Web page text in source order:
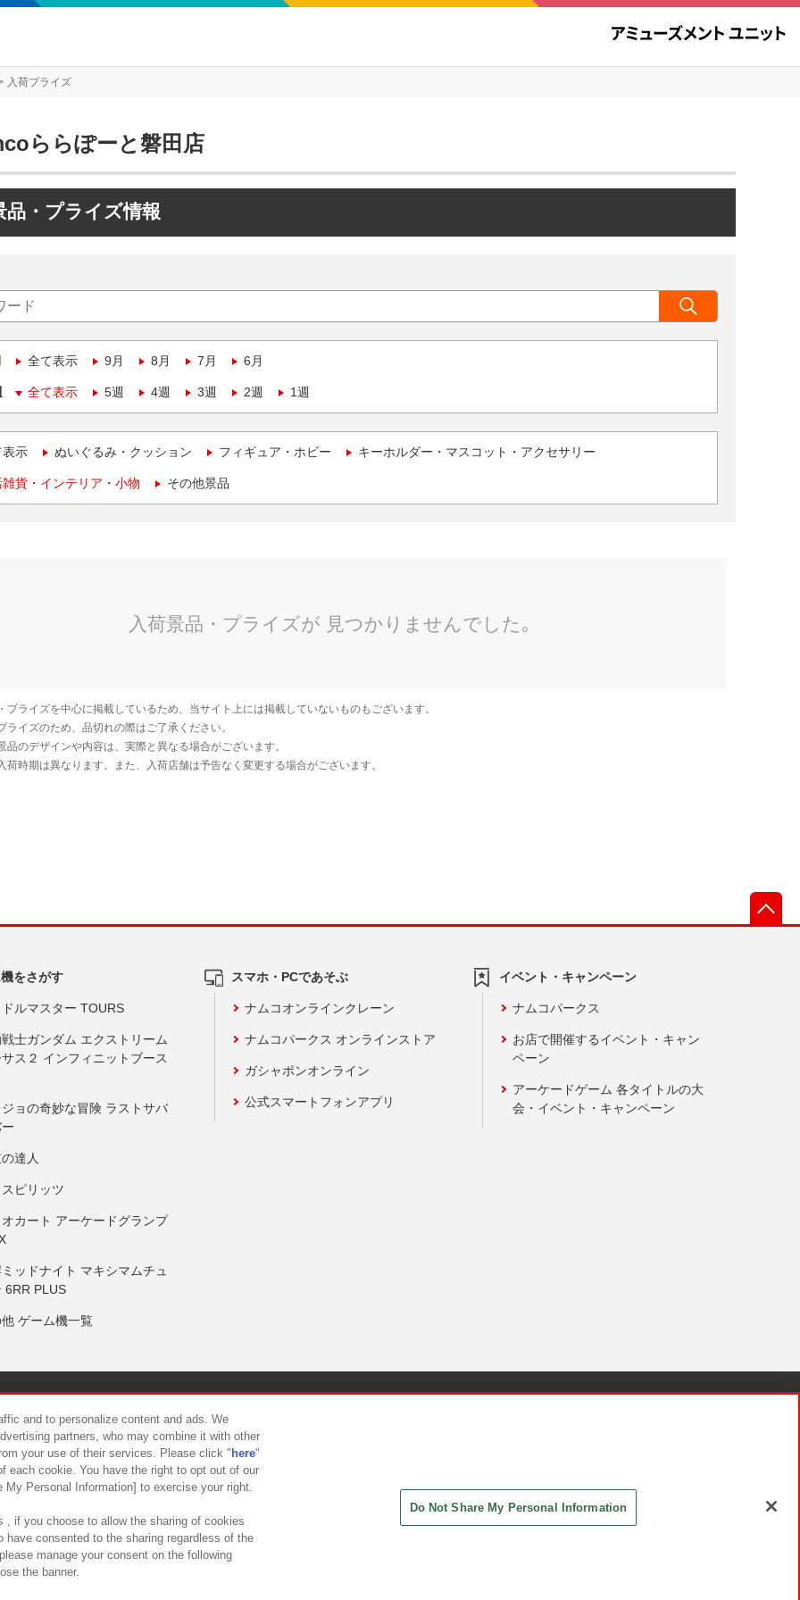
入荷プライズ
ららぽーと磐田店
品・プライズ情報
全て表示 9月 8月 7月 6月
全て表示 5週 4週 3週 2週 1週
表示 ぬいぐるみ・クッション フィギュア・ホビー キーホルダー・マスコット・アクセサリー
貨・インテリア・小物 その他景品
をさがす
ルマスター TOURS
士ガンダム エクストリーム
ス２ インフィニットブース
ョの奇妙な冒険 ラストサバ
達人
ピリッツ
カート アーケードグランプ
ッドナイト マキシマムチュ
6RR PLUS
ゲーム機一覧
スマホ・PCであそぶ
ナムコオンラインクレーン
ナムコパークス オンラインストア
ガシャポンオンライン
公式スマートフォンアプリ
イベント・キャンペーン
ナムコパークス
お店で開催するイベント・キャン
ペーン
アーケードゲーム 各タイトルの大
会・イベント・キャンペーン
について カスタマーハラスメント対応方針
and to personalize content and ads. We
partners, who may combine it with other
your use of their services. Please click " here"
each cookie. You have the right to opt out of our
Personal Information] to exercise your right.
, if you choose to allow the sharing of cookies
have consented to the sharing regardless of the
manage your consent on the following
the banner.
Do Not Share My Personal Information